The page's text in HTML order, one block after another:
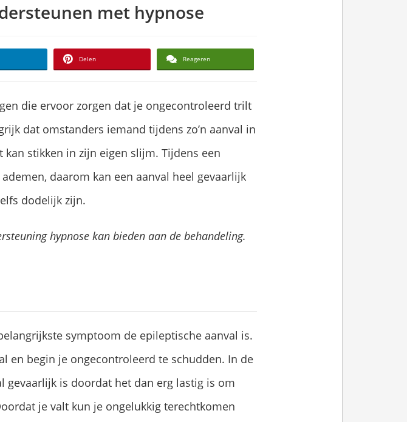
met hypnose
Delen Reageren
die ervoor zorgen dat je ongecontroleerd trilt
dat omstanders iemand tijdens zo’n aanval in
stikken in zijn eigen slijm. Tijdens een
daarom kan een aanval heel gevaarlijk
dodelijk zijn.
hypnose kan bieden aan de behandeling.
symptoom de epileptische aanval is.
en begin je ongecontroleerd te schudden. In de
gevaarlijk is doordat het dan erg lastig is om
je valt kun je ongelukkig terechtkomen